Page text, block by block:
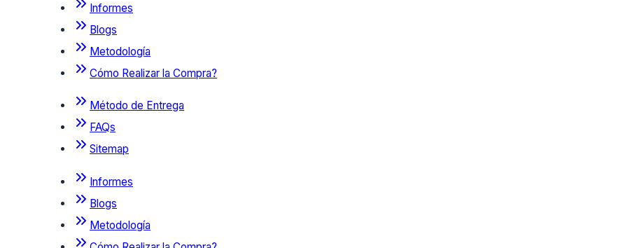
Informes
Blogs
Metodología
Cómo Realizar la Compra?
Método de Entrega
FAQs
Sitemap
Informes
Blogs
Metodología